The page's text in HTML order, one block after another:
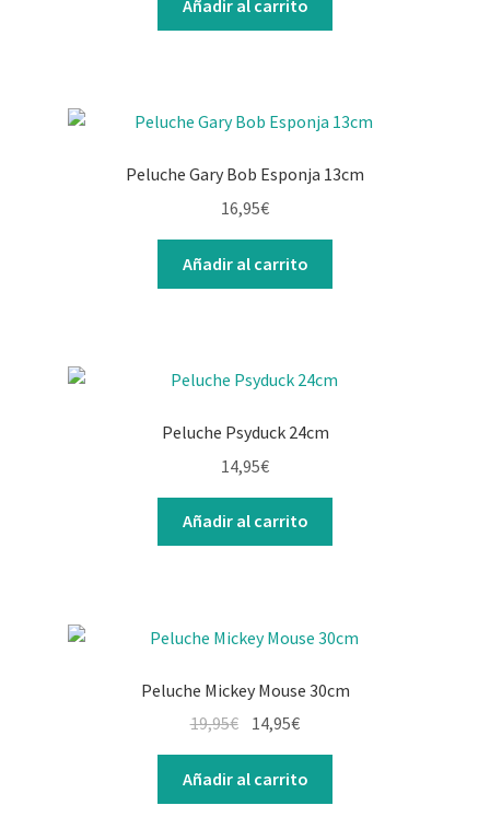
Añadir al carrito
Peluche Gary Bob Esponja 13cm
16,95€
Añadir al carrito
Peluche Psyduck 24cm
14,95€
Añadir al carrito
Peluche Mickey Mouse 30cm
19,95€ 14,95€
Añadir al carrito